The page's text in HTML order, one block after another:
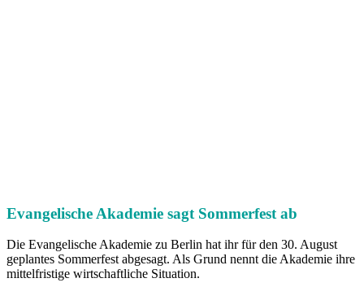
Evangelische Akademie sagt Sommerfest ab
Die Evangelische Akademie zu Berlin hat ihr für den 30. August
geplantes Sommerfest abgesagt. Als Grund nennt die Akademie ihre
mittelfristige wirtschaftliche Situation.